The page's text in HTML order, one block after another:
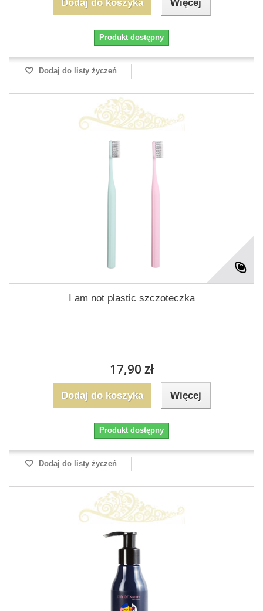
Dodaj do koszyka Więcej
Produkt dostępny
Dodaj do listy życzeń
I am not plastic szczoteczka
17,90 zł
Dodaj do koszyka Więcej
Produkt dostępny
Dodaj do listy życzeń